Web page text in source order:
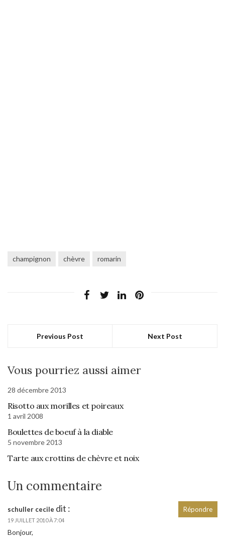
champignon chèvre romarin
Previous Post Next Post
Vous pourriez aussi aimer
28 décembre 2013
Risotto aux morilles et poireaux
1 avril 2008
Boulettes de boeuf à la diable
5 novembre 2013
Tarte aux crottins de chèvre et noix
Un commentaire
schuller cecile dit :
19 JUILLET 2010 À 7:04
Bonjour,
Répondre